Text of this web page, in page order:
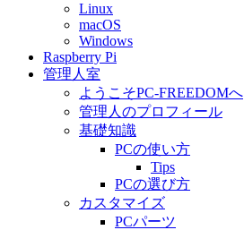
Linux
macOS
Windows
Raspberry Pi
管理人室
ようこそPC-FREEDOMへ
管理人のプロフィール
基礎知識
PCの使い方
Tips
PCの選び方
カスタマイズ
PCパーツ